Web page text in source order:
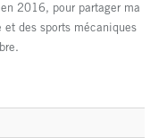
2016, pour partager ma
des sports mécaniques